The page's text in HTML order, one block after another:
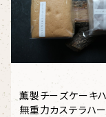
薫製チーズケーキ
無重力カステラハー